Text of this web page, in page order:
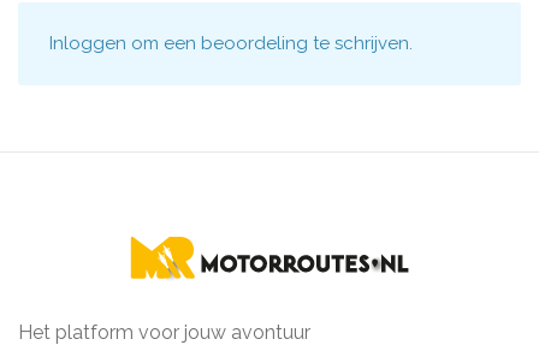
Inloggen om een beoordeling te schrijven.
Het platform voor jouw avontuur